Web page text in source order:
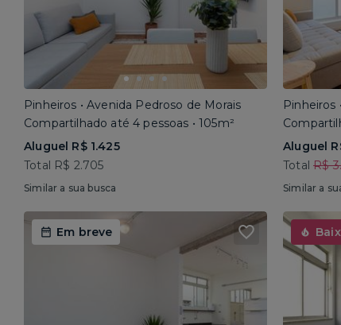
Pinheiros • Avenida Pedroso de Morais
Compartilhado até 4 pessoas • 105m²
Aluguel R$ 1.425
Total R$ 2.705
Similar a sua busca
Pinheiros
Aluguel
TotalR$
Similar a
Em breve